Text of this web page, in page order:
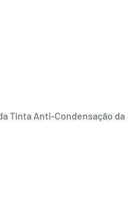
Tinta Anti-Condensação da